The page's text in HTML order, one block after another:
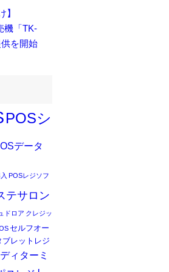
】
機「TK-
を開始
POSシ
データ
POSレジソフ
テサロン
ドロア クレジッ
セルフオー
ブレットレジ
ィターミ